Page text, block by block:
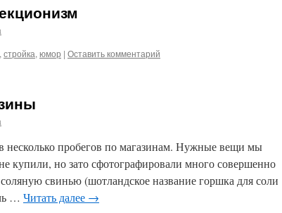
, стройка, юмор | Оставить комментарий
несколько пробегов по магазинам. Нужные вещи мы
купили, но зато сфотографировали много совершенно
свинью (шотландское название горшка для соли
… Читать далее →